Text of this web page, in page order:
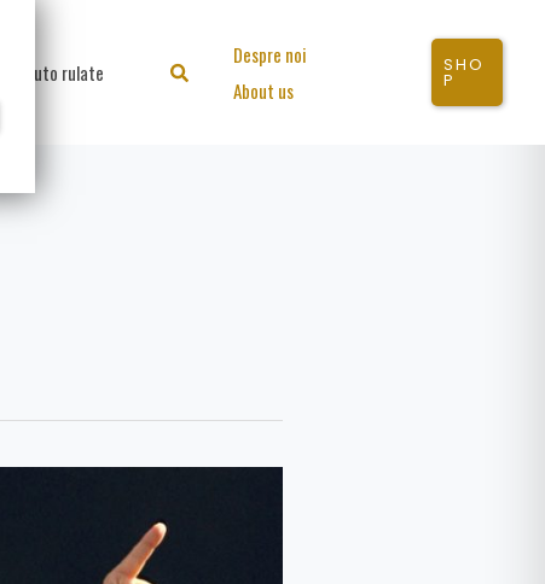
Auto rulate Search
Despre noi
About us
SHO
P